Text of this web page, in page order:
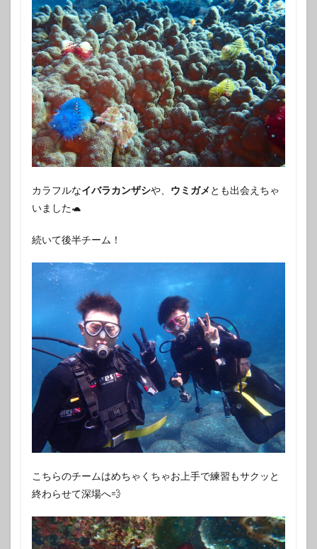
カラフルなイバラカンザシや、 ウミガメ とも出会えちゃ
いました🐢
続いて後半チーム！
こちらのチームはめちゃくちゃお上手で練習もサクッと
終わらせて深場へ‪💨